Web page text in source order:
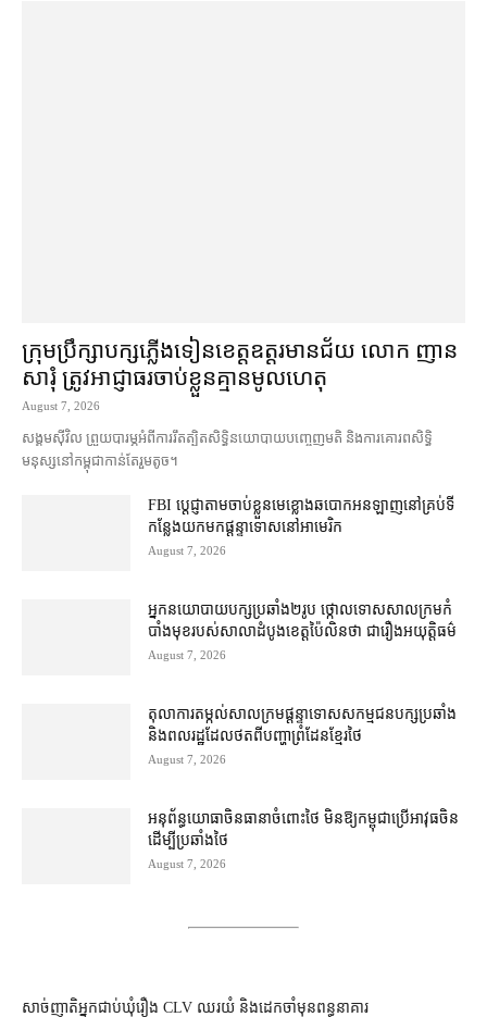
ក្រុមប្រឹក្សា​បក្ស​ភ្លើងទៀន​ខេត្ត​ឧត្ដរមានជ័យ លោក ញាន
សារុំ ត្រូវ​អាជ្ញាធរ​ចាប់ខ្លួន​គ្មាន​មូលហេតុ
August 7, 2026
សង្គម​ស៊ីវិល ព្រួយបារម្ភ​អំពី​ការ​រឹតត្បិត​សិទ្ធិ​នយោបាយ​បញ្ចេញមតិ និង​ការគោរព​សិទ្ធិ
មនុស្ស​នៅ​កម្ពុជា​កាន់តែ​រួម​តូច។
FBI ប្ដេជ្ញា​តាម​ចាប់ខ្លួន​មេខ្លោង​ឆបោក​អនឡាញ​នៅ​គ្រប់​ទី
កន្លែង​យក​មក​ផ្ដន្ទាទោស​នៅ​អាមេរិក
August 7, 2026
អ្នកនយោបាយ​បក្ស​ប្រឆាំង​២​រូប ថ្កោលទោស​សាលក្រម​កំ
បាំងមុខ​របស់​សាលាដំបូង​ខេត្ត​ប៉ៃលិន​ថា ជា​រឿង​អយុត្តិធម៌
August 7, 2026
តុលាការ​តម្កល់​សាលក្រម​ផ្ដន្ទាទោស​សកម្មជន​បក្ស​ប្រឆាំង​
និង​ពលរដ្ឋ​ដែល​ថត​ពី​បញ្ហា​ព្រំដែន​ខ្មែរ​ថៃ
August 7, 2026
អនុព័ន្ធយោធា​ចិន​ធានា​ចំពោះ​ថៃ មិន​ឱ្យ​កម្ពុជា​ប្រើ​អាវុធ​ចិន​
ដើម្បី​ប្រឆាំង​ថៃ ​
August 7, 2026
សាច់ញាតិអ្នកជាប់ឃុំរឿង CLV ឈរយំ និងដេកចាំមុនពន្ធនាគារ